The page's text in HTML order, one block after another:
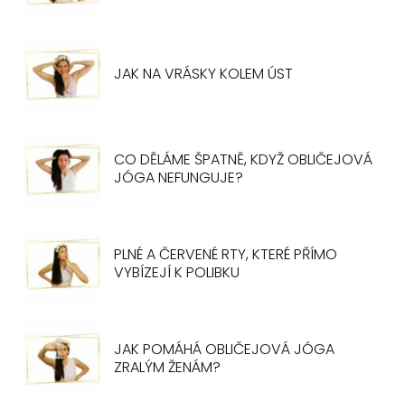
JAK NA VRÁSKY KOLEM ÚST
CO DĚLÁME ŠPATNĚ, KDYŽ OBLIČEJOVÁ
JÓGA NEFUNGUJE?
PLNÉ A ČERVENÉ RTY, KTERÉ PŘÍMO
VYBÍZEJÍ K POLIBKU
JAK POMÁHÁ OBLIČEJOVÁ JÓGA
ZRALÝM ŽENÁM?